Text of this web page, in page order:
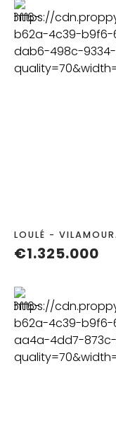
LOULÉ -
€1.325.000